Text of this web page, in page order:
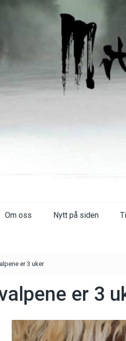
Om oss Nytt på siden
er 3 uker
er 3